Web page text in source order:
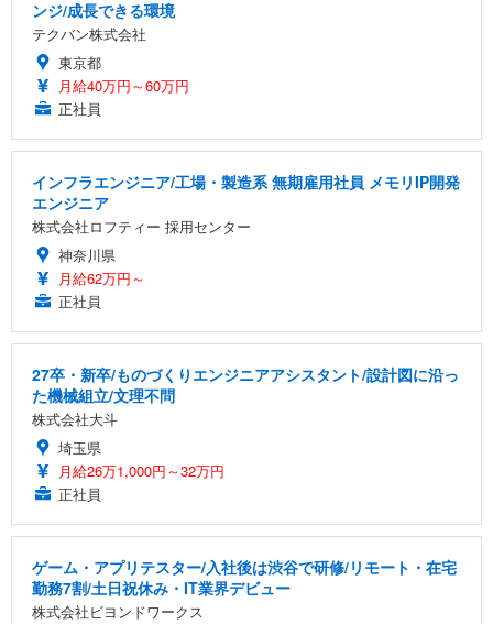
ンジ/成長できる環境
テクバン株式会社
東京都
月給40万円～60万円
正社員
インフラエンジニア/工場・製造系 無期雇用社員 メモリIP開発
エンジニア
株式会社ロフティー 採用センター
神奈川県
月給62万円～
正社員
27卒・新卒/ものづくりエンジニアアシスタント/設計図に沿っ
た機械組立/文理不問
株式会社大斗
埼玉県
月給26万1,000円～32万円
正社員
ゲーム・アプリテスター/入社後は渋谷で研修/リモート・在宅
勤務7割/土日祝休み・IT業界デビュー
株式会社ビヨンドワークス